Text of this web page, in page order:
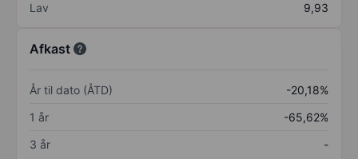
Lav
9,93
Afkast
År til dato (ÅTD)
-20,18%
1 år
-65,62%
3 år
-